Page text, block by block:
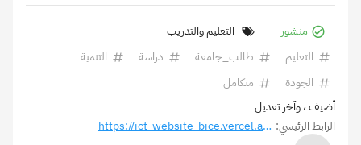
منشور
التعليم والتدريب
التعليم
طالب_جامعة دراسة
التنمية
الجودة
متكامل
أضيف، وآخر تعديل
الرابط الرئيسي: https://ict-website-bice.vercel.app/